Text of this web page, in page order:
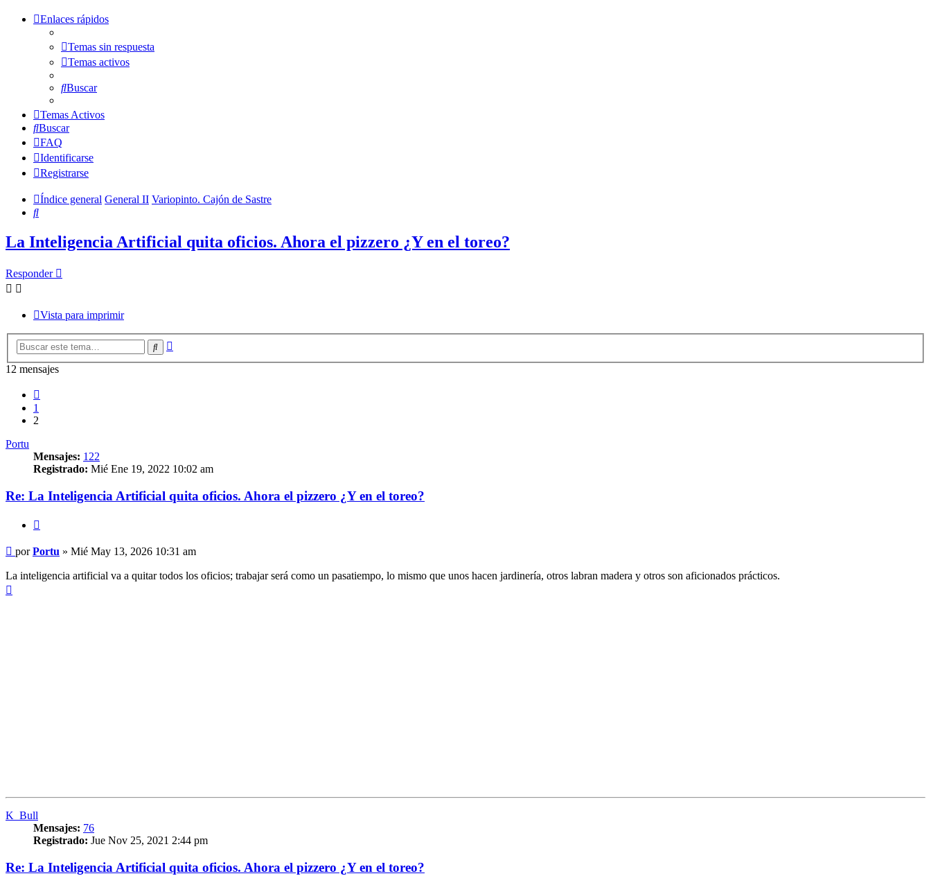
Enlaces rápidos
Temas sin respuesta
Temas activos
Buscar
Temas Activos
Buscar
FAQ
Identificarse
Registrarse
Índice general General II Variopinto. Cajón de Sastre
Buscar
La Inteligencia Artificial quita oficios. Ahora el pizzero ¿Y en el toreo?
Responder
Vista para imprimir
Buscar
12 mensajes
1
2
Portu
Mensajes: 122
Registrado: Mié Ene 19, 2022 10:02 am
Re: La Inteligencia Artificial quita oficios. Ahora el pizzero ¿Y en el toreo?
Mensaje
porPortu » Mié May 13, 2026 10:31 am
La inteligencia artificial va a quitar todos los oficios; trabajar será como un pasatiempo, lo mismo que unos hacen jardinería, otros labran madera y otros son aficionados prácticos.
K_Bull
Mensajes: 76
Registrado: Jue Nov 25, 2021 2:44 pm
Re: La Inteligencia Artificial quita oficios. Ahora el pizzero ¿Y en el toreo?